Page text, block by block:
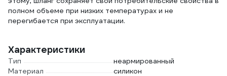
полном объеме при низких температурах и не
перегибается при эксплуатации.
Характеристики
Тип
неармированный
Материал
силикон